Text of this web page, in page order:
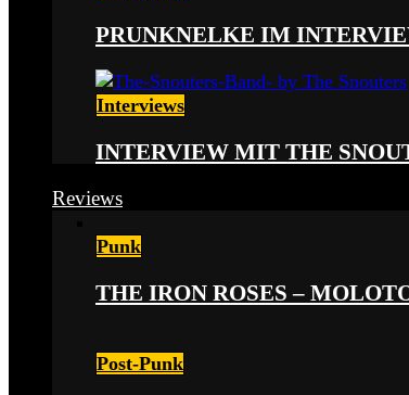
PRUNKNELKE IM
Interviews
INTERVIEW MIT THE
Reviews
Punk
THE IRON ROSES –
Post-Punk